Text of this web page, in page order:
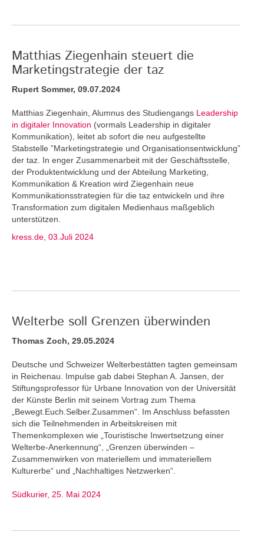
Matthias Ziegenhain steuert die
Marketingstrategie der taz
Rupert Sommer, 09.07.2024
Matthias Ziegenhain, Alumnus des Studiengangs Leadership
in digitaler Innovation (vormals Leadership in digitaler
Kommunikation), leitet ab sofort die neu aufgestellte
Stabstelle ”Marketingstrategie und Organisationsentwicklung”
der taz. In enger Zusammenarbeit mit der Geschäftsstelle,
der Produktentwicklung und der Abteilung Marketing,
Kommunikation & Kreation wird Ziegenhain neue
Kommunikationsstrategien für die taz entwickeln und ihre
Transformation zum digitalen Medienhaus maßgeblich
unterstützen.
kress.de, 03.Juli 2024
Welterbe soll Grenzen überwinden
Thomas Zoch, 29.05.2024
Deutsche und Schweizer Welterbestätten tagten gemeinsam
in Reichenau. Impulse gab dabei Stephan A. Jansen, der
Stiftungsprofessor für Urbane Innovation von der Universität
der Künste Berlin mit seinem Vortrag zum Thema
„Bewegt.Euch.Selber.Zusammen“. Im Anschluss befassten
sich die Teilnehmenden in Arbeitskreisen mit
Themenkomplexen wie „Touristische Inwertsetzung einer
Welterbe-Anerkennung“, „Grenzen überwinden –
Zusammenwirken von materiellem und immateriellem
Kulturerbe“ und „Nachhaltiges Netzwerken“.
Südkurier, 25. Mai 2024